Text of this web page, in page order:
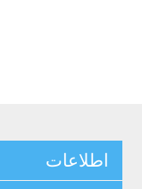
اطلاعات